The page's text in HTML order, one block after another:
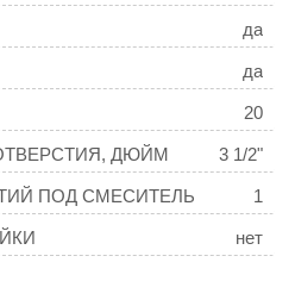
да
да
20
ДЮЙМ 3 1/2"
ПОД СМЕСИТЕЛЬ 1
нет